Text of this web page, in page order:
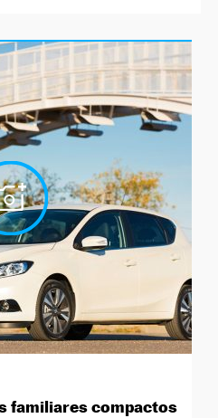
familiares compactos